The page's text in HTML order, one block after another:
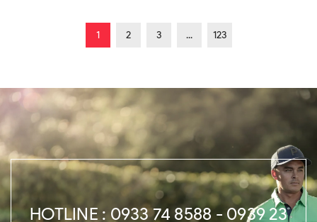
1 2 3 ... 123
HOTLINE : 0933 74 8588 - 0939 23